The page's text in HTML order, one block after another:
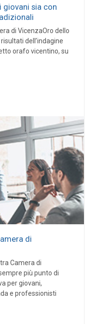
giovani sia con
di VicenzaOro dello
dell’indagine
orafo vicentino, su
di
Camera di
più punto di
per giovani,
e professionisti